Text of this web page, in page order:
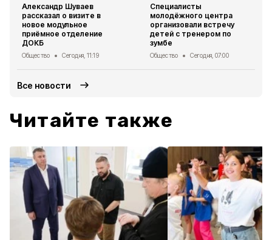
Александр Шуваев
рассказал о визите в
новое модульное
приёмное отделение
ДОКБ
Общество Сегодня, 11:19
Специалисты
молодёжного центра
организовали встречу
детей с тренером по
зумбе
Общество Сегодня, 07:00
Все новости
Читайте также